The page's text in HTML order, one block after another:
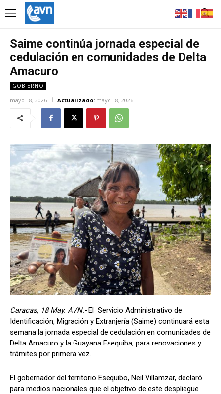
Saime continúa jornada especial de
cedulación en comunidades de Delta
Amacuro
GOBIERNO
mayo 18, 2026 Actualizado: mayo 18, 2026
Caracas, 18 May. AVN.-El Servicio Administrativo de
Identificación, Migración y Extranjería (Saime) continuará esta
semana la jornada especial de cedulación en comunidades de
Delta Amacuro y la Guayana Esequiba, para renovaciones y
trámites por primera vez.
El gobernador del territorio Esequibo, Neil Villamzar, declaró
para medios nacionales que el objetivo de este despliegue